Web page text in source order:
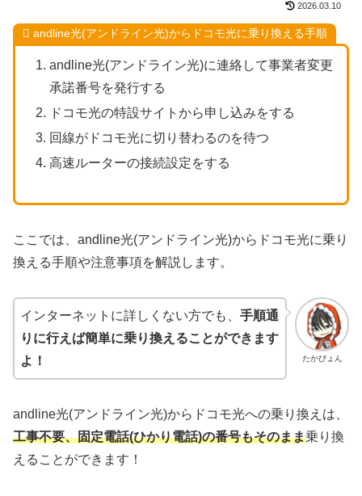
2026.03.10
andline光(アンドライン光)からドコモ光に乗り換える手順
andline光(アンドライン光)に連絡して事業者変更
承諾番号を発行する
ドコモ光の特設サイトから申し込みをする
回線がドコモ光に切り替わるのを待つ
高速ルーターの接続設定をする
ここでは、andline光(アンドライン光)からドコモ光に乗り
換える手順や注意事項を解説します。
たかぴょん
インターネットに詳しくない方でも、 手順通
りに行えば簡単に乗り換えることができます
よ！
andline光(アンドライン光)からドコモ光への乗り換えは、
工事不要、固定電話(ひかり電話)の番号もそのまま乗り換
えることができます！